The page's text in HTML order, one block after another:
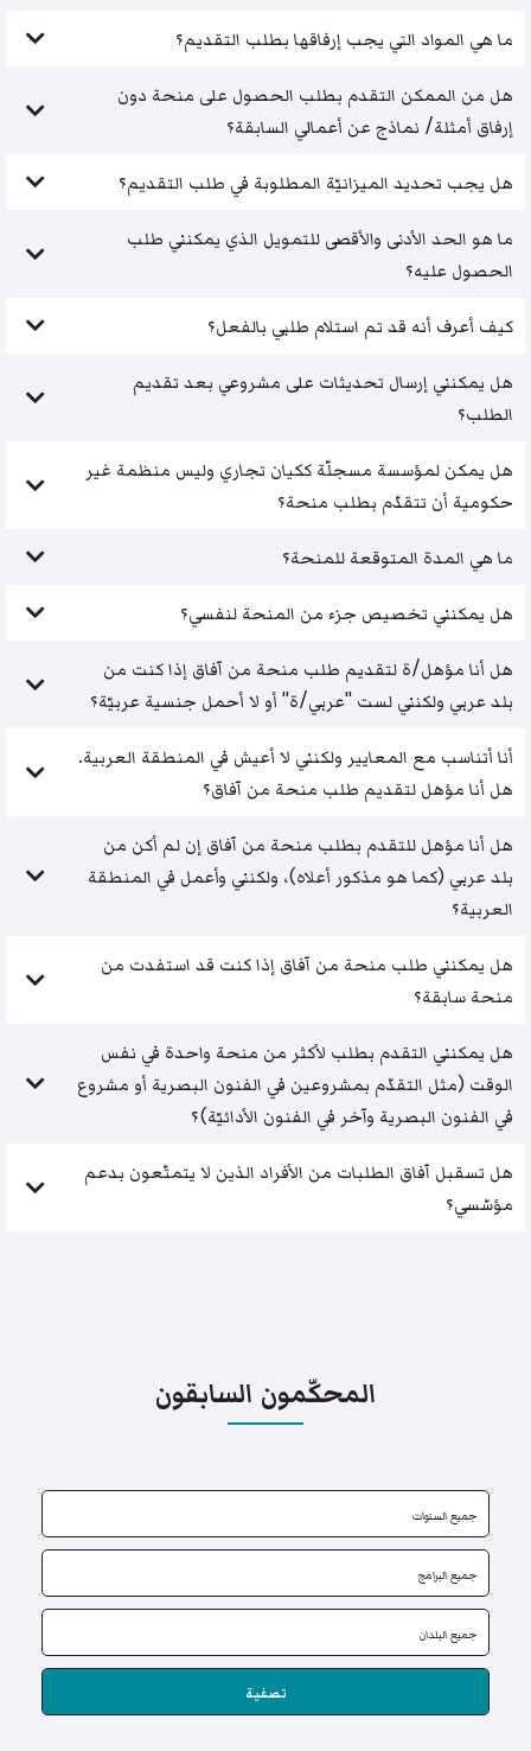
ما هي المواد التي يجب إرفاقها بطلب التقديم؟
هل من الممكن التقدم بطلب الحصول على منحة دون
إرفاق أمثلة/ نماذج عن أعمالي السابقة؟
هل يجب تحديد الميزانيّة المطلوبة في طلب التقديم؟
ما هو الحد الأدنى والأقصى للتمويل الذي يمكنني طلب
الحصول عليه؟
كيف أعرف أنه قد تم استلام طلبي بالفعل؟
هل يمكنني إرسال تحديثات على مشروعي بعد تقديم
الطلب؟
هل يمكن لمؤسسة مسجلّة ككيان تجاري وليس منظمة غير
حكومية أن تتقدّم بطلب منحة؟
ما هي المدة المتوقعة للمنحة؟
هل يمكنني تخصيص جزء من المنحة لنفسي؟
هل أنا مؤهل/ة لتقديم طلب منحة من آفاق إذا كنت من
بلد عربي ولكنني لست "عربي/ة" أو لا أحمل جنسية عربيّة؟
أنا أتناسب مع المعايير ولكنني لا أعيش في المنطقة العربية.
هل أنا مؤهل لتقديم طلب منحة من آفاق؟
هل أنا مؤهل للتقدم بطلب منحة من آفاق إن لم أكن من
بلد عربي (كما هو مذكور أعلاه)، ولكنني وأعمل في المنطقة
العربية؟
هل يمكنني طلب منحة من آفاق إذا كنت قد استفدت من
منحة سابقة؟
هل يمكنني التقدم بطلب لأكثر من منحة واحدة في نفس
الوقت (مثل التقدّم بمشروعين في الفنون البصرية أو مشروع
في الفنون البصرية وآخر في الفنون الأدائيّة)؟
هل تسقبل آفاق الطلبات من الأفراد الذين لا يتمتّعون بدعم
مؤسّسي؟
المحكّمون السابقون
تصفية